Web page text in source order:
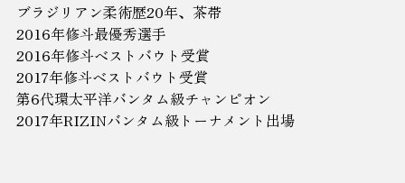
ブラジリアン柔術歴20年、茶帯
2016年修斗最優秀選手
2016年修斗ベストバウト受賞
2017年修斗ベストバウト受賞
第6代環太平洋バンタム級チャンピオン
2017年RIZINバンタム級トーナメント出場